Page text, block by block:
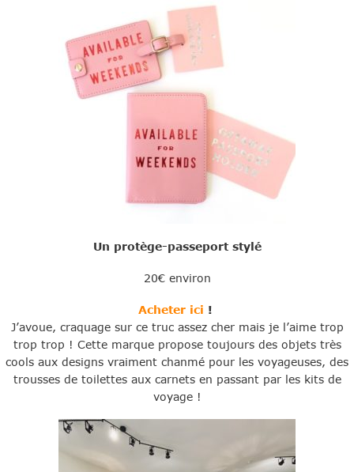
Un protège-passeport stylé
20€ environ
Acheter ici !
J’avoue, craquage sur ce truc assez cher mais je l’aime trop
trop trop ! Cette marque propose toujours des objets très
cools aux designs vraiment chanmé pour les voyageuses, des
trousses de toilettes aux carnets en passant par les kits de
voyage !